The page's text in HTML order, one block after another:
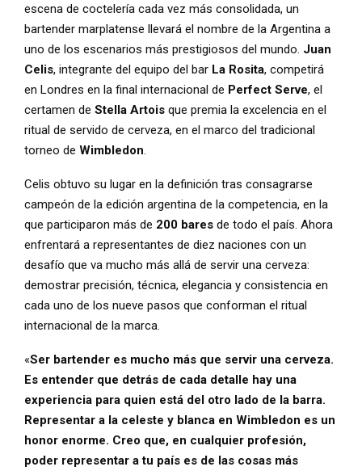
escena de coctelería cada vez más consolidada, un
bartender marplatense llevará el nombre de la Argentina a
uno de los escenarios más prestigiosos del mundo. Juan
Celis, integrante del equipo del bar La Rosita, competirá
en Londres en la final internacional de Perfect Serve, el
certamen de Stella Artois que premia la excelencia en el
ritual de servido de cerveza, en el marco del tradicional
torneo de Wimbledon
Celis obtuvo su lugar en la definición tras consagrarse
campeón de la edición argentina de la competencia, en la
que participaron más de 200 bares de todo el país. Ahora
enfrentará a representantes de diez naciones con un
desafío que va mucho más allá de servir una cerveza:
demostrar precisión, técnica, elegancia y consistencia en
cada uno de los nueve pasos que conforman el ritual
internacional de la marca.
«Ser bartender es mucho más que servir una cerveza.
Es entender que detrás de cada detalle hay una
experiencia para quien está del otro lado de la barra.
Representar a la celeste y blanca en Wimbledon es un
honor enorme. Creo que, en cualquier profesión,
poder representar a tu país es de las cosas más